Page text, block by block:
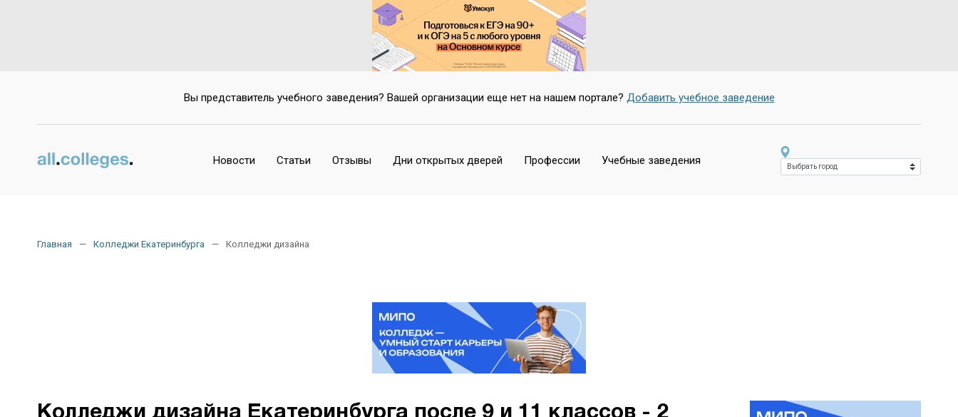
Вы представитель учебного заведения? Вашей организации еще нет на нашем портале? Добавить учебное заведение
Новости Статьи Отзывы Дни открытых дверей Профессии Учебные заведения
Главная Колледжи Екатеринбурга Колледжи дизайна
Колледжи дизайна Екатеринбурга после 9 и 11 классов - 2